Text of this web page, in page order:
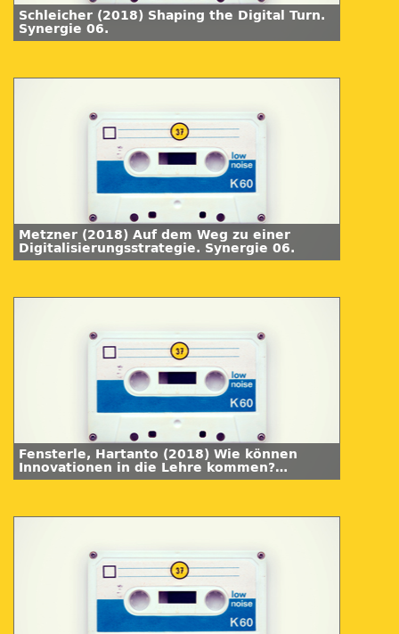
Schleicher (2018) Shaping the Digital Turn.
Synergie 06.
Metzner (2018) Auf dem Weg zu einer
Digitalisierungsstrategie. Synergie 06.
Fensterle, Hartanto (2018) Wie können
Innovationen in die Lehre kommen?
Synergie 06.